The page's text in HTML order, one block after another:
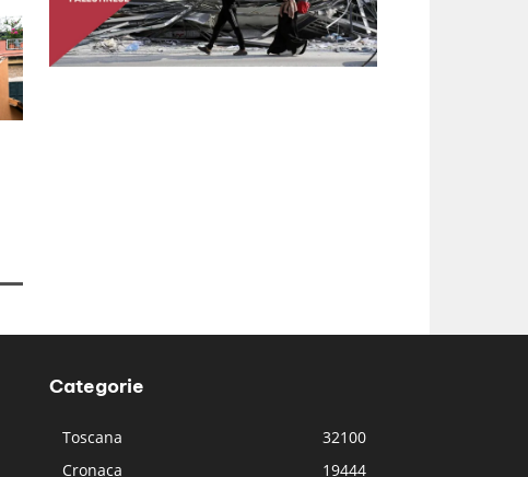
Categorie
Toscana
32100
Cronaca
19444